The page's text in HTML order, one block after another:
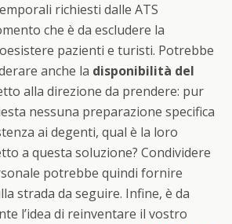
richiesti dalle ATS
che è da escludere la
pazienti e turisti. Potrebbe
anche la disponibilità del
alla direzione da prendere: pur
nessuna preparazione specifica
ai degenti, qual è la loro
a questa soluzione? Condividere
potrebbe quindi fornire
strada da seguire. Infine, è da
l’idea di reinventare il vostro